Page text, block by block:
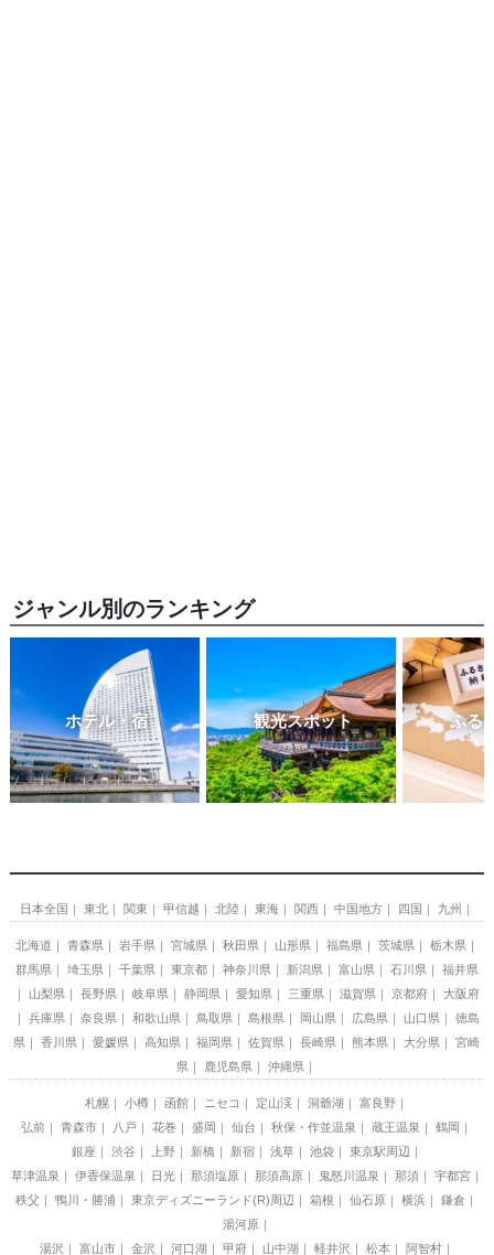
ジャンル別のランキング
ホテル・宿 観光スポット ふる
日本全国 東北 関東 甲信越 北陸 東海 関西 中国地方 四国 九州
北海道 青森県 岩手県 宮城県 秋田県 山形県 福島県 茨城県
栃木県
群馬県
埼玉県 千葉県 東京都 神奈川県 新潟県 富山県 石川県
福井県
山梨県
長野県 岐阜県 静岡県 愛知県 三重県 滋賀県 京都府
大阪府
兵庫県
奈良県 和歌山県 鳥取県 島根県 岡山県 広島県 山口県
徳島
県
香川県 愛媛県 高知県 福岡県 佐賀県 長崎県 熊本県 大分県
宮崎
県
鹿児島県 沖縄県
札幌 小樽 函館 ニセコ 定山渓 洞爺湖
富良野
弘前
青森市 八戸 花巻 盛岡 仙台 秋保・作並温泉 蔵王温泉
鶴岡
銀座
渋谷 上野 新橋 新宿 浅草 池袋
東京駅周辺
草津温泉
伊香保温泉 日光 那須塩原 那須高原 鬼怒川温泉 那須
宇都宮
秩父
鴨川・勝浦 東京ディズニーランド(R)周辺 箱根 仙石原 横浜
鎌倉
湯河原
湯沢
富山市 金沢 河口湖 甲府 山中湖 軽井沢 松本 阿智村